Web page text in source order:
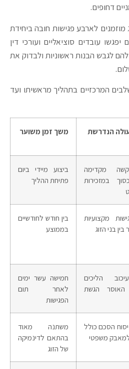
דחופים.
לארבע פגישות חובה ביחידת
עובדים סוציאליים ועורכי דין
לגבש הבנות ראשוניות ולבדוק את
המרכזיים בתהליך מראשיתו ועד
הנדרשת משך זמן משוער
מקדימה
במזכירות
ביצוע מיידי ביום
פתיחת ההליך
מקצועיות
בין בני הזוג
בין חודש לחודשיים
בממוצע
הליכים
האוסר הגשת
חמישה עשר ימים
לאחר תום
הפגישות
הסכם כולל
למאבק משפטי
משתנה מאוד
בהתאם לדינמיקה
של הזוג